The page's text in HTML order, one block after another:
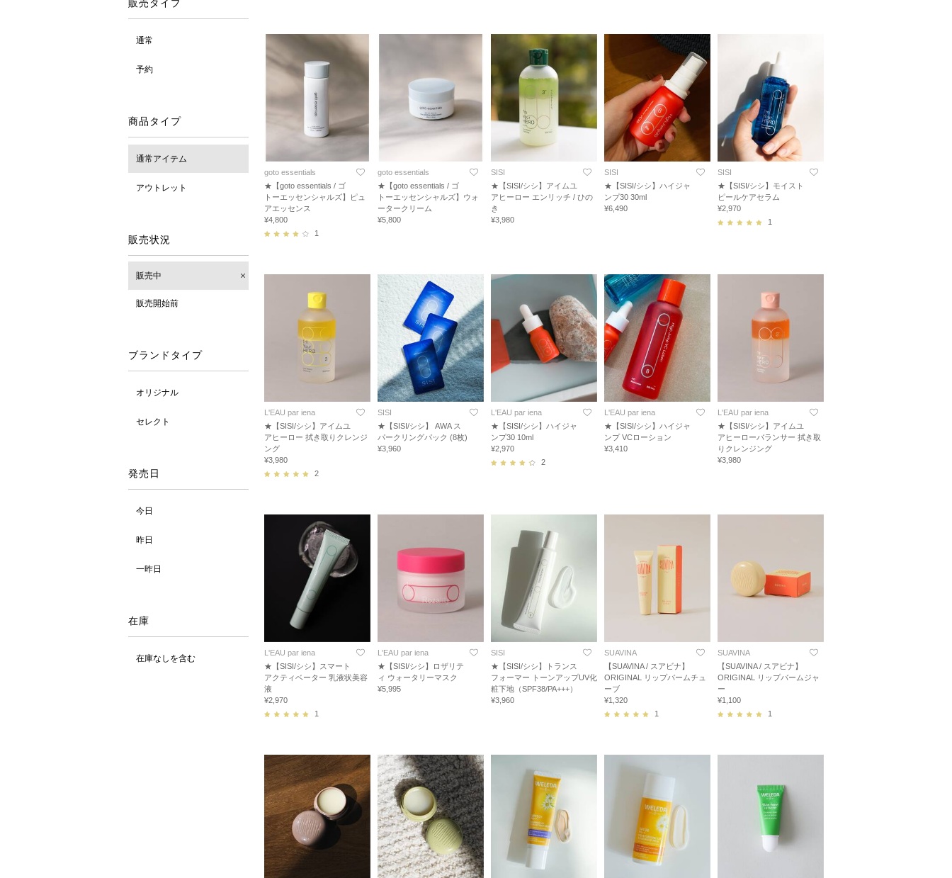
販売タイプ
通常
予約
商品タイプ
通常アイテム
アウトレット
販売状況
販売中
販売開始前
ブランドタイプ
オリジナル
セレクト
発売日
今日
昨日
一昨日
在庫
在庫なしを含む
goto essentials
★【goto essentials / ゴ
トーエッセンシャルズ】ピュ
アエッセンス
¥4,800
1
goto essentials
★【goto essentials / ゴ
トーエッセンシャルズ】ウォ
ータークリーム
¥5,800
SISI
★【SISI/シシ】アイムユ
アヒーロー エンリッチ / ひの
き
¥3,980
SISI
★【SISI/シシ】ハイジャ
ンプ30 30ml
¥6,490
SISI
★【SISI/シシ】モイスト
ピールケアセラム
¥2,970
1
L'EAU par iena
★【SISI/シシ】アイムユ
アヒーロー 拭き取りクレンジ
ング
¥3,980
2
SISI
★【SISI/シシ】 AWA ス
パークリングパック (8枚)
¥3,960
L'EAU par iena
★【SISI/シシ】ハイジャ
ンプ30 10ml
¥2,970
2
L'EAU par iena
★【SISI/シシ】ハイジャ
ンプ VCローション
¥3,410
L'EAU par iena
★【SISI/シシ】アイムユ
アヒーローバランサー 拭き取
りクレンジング
¥3,980
L'EAU par iena
★【SISI/シシ】スマート
アクティベーター 乳液状美容
液
¥2,970
1
L'EAU par iena
★【SISI/シシ】ロザリテ
ィ ウォータリーマスク
¥5,995
SISI
★【SISI/シシ】トランス
フォーマー トーンアップUV化
粧下地（SPF38/PA+++）
¥3,960
SUAVINA
【SUAVINA / スアビナ】
ORIGINAL リップバームチュ
ーブ
¥1,320
1
SUAVINA
【SUAVINA / スアビナ】
ORIGINAL リップバームジャ
ー
¥1,100
1